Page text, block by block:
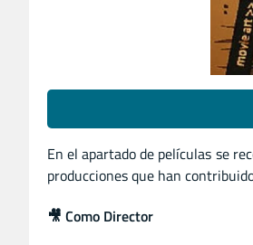
En el apartado de películas se
producciones que han
🎥 Como Director